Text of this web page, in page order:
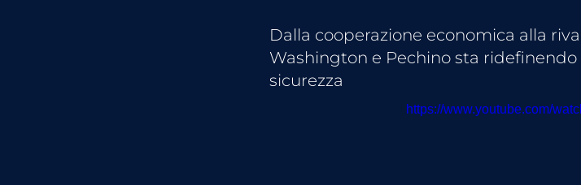
Dalla cooperazione economica alla
Washington e Pechino sta
sicurezza
https://www.youtube.com/